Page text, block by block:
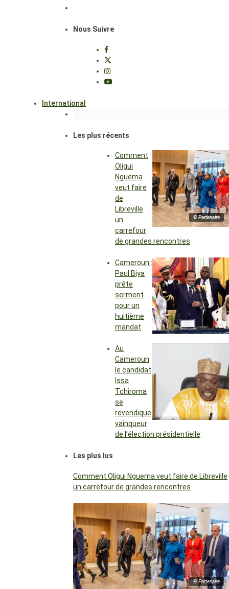
Nous Suivre
International
Les plus récents
© Partenaire
Comment
Oligui
Nguema
veut faire
de
Libreville
un
carrefour
de grandes rencontres
Cameroun :
Paul Biya
prête
serment
pour un
huitième
mandat
Au
Cameroun
le candidat
Issa
Tchiroma
se
revendique
vainqueur
de l’élection présidentielle
Les plus lus
Comment Oligui Nguema veut faire de Libreville
un carrefour de grandes rencontres
© Partenaire